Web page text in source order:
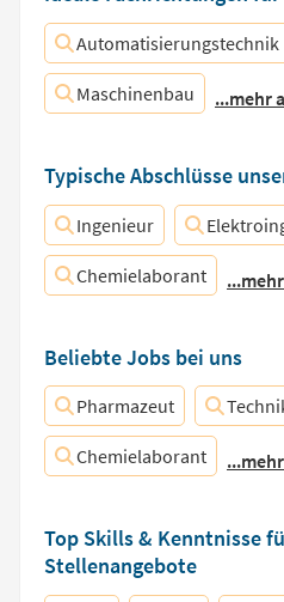
Automatisierungstechnik
Maschinenbau ...mehr
Typische Abschlüsse
Ingenieur
Chemielaborant
Beliebte Jobs bei uns
Pharmazeut
Chemielaborant
Top Skills & Kenntnisse
Stellenangebote